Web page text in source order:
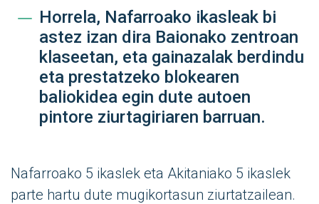
Horrela, Nafarroako ikasleak bi
astez izan dira Baionako zentroan
klaseetan, eta gainazalak berdindu
eta prestatzeko blokearen
baliokidea egin dute autoen
pintore ziurtagiriaren barruan.
Nafarroako 5 ikaslek eta Akitaniako 5 ikaslek
parte hartu dute mugikortasun ziurtatzailean.